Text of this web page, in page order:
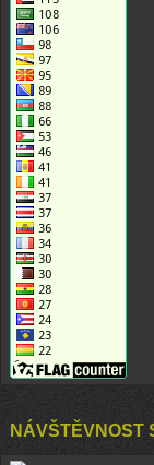
NÁVŠTĚVNOST